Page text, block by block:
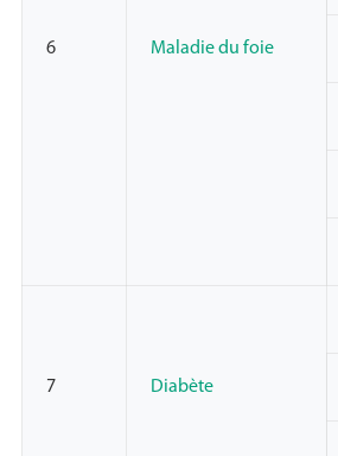
6 Maladie du foie
7 Diabète